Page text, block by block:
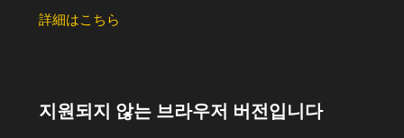
詳細はこちら
지원되지 않는 브라우저 버전입니다